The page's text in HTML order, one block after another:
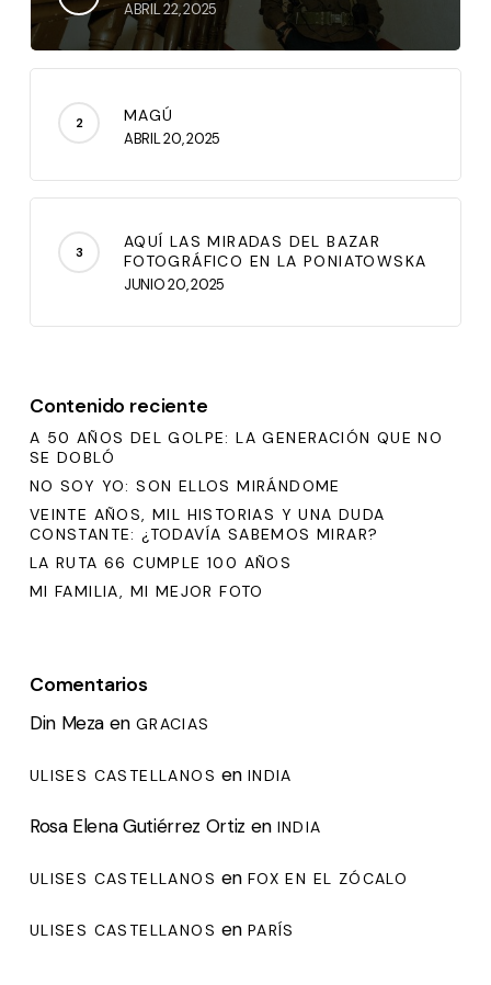
ABRIL 22, 2025
MAGÚ
ABRIL 20, 2025
AQUÍ LAS MIRADAS DEL BAZAR
FOTOGRÁFICO EN LA PONIATOWSKA
JUNIO 20, 2025
Contenido reciente
A 50 AÑOS DEL GOLPE: LA GENERACIÓN QUE NO
SE DOBLÓ
NO SOY YO: SON ELLOS MIRÁNDOME
VEINTE AÑOS, MIL HISTORIAS Y UNA DUDA
CONSTANTE: ¿TODAVÍA SABEMOS MIRAR?
LA RUTA 66 CUMPLE 100 AÑOS
MI FAMILIA, MI MEJOR FOTO
Comentarios
Din Meza en GRACIAS
ULISES CASTELLANOS en INDIA
Rosa Elena Gutiérrez Ortiz en INDIA
ULISES CASTELLANOS en FOX EN EL ZÓCALO
ULISES CASTELLANOS en PARÍS